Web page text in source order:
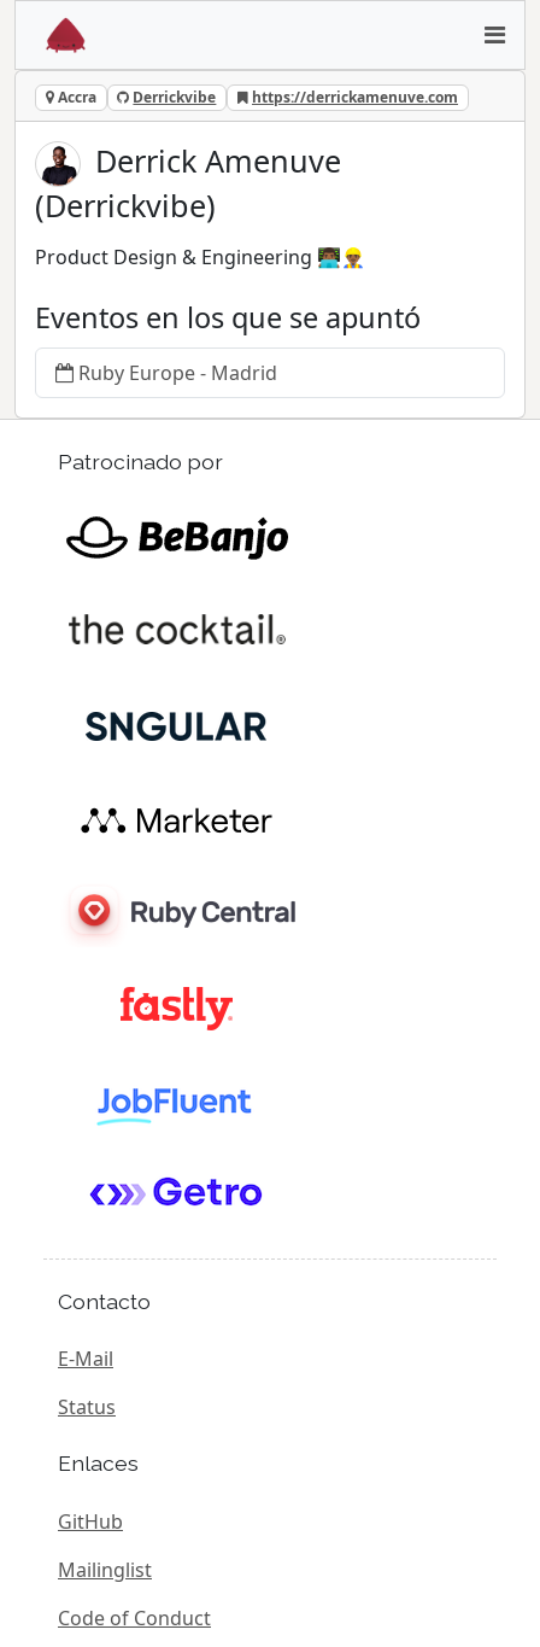
Accra Derrickvibe https://derrickamenuve.com
Derrick Amenuve
(Derrickvibe)
Product Design & Engineering 👨🏾‍💻👷🏾‍♂️
Eventos en los que se apuntó
Ruby Europe - Madrid
Patrocinado por
Contacto
E-Mail
Status
Enlaces
GitHub
Mailinglist
Code of Conduct